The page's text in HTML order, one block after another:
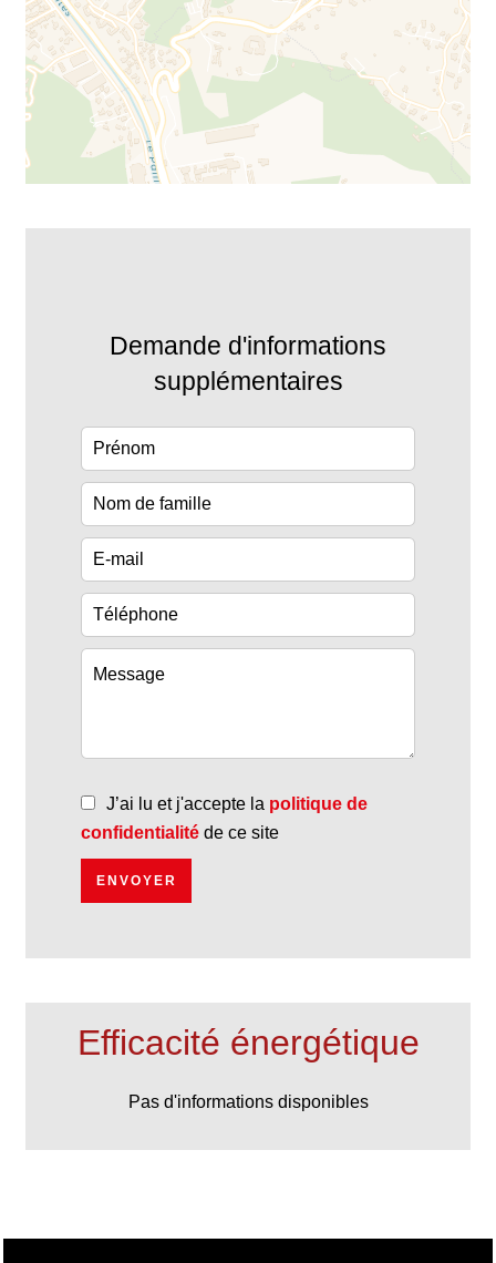
Demande d'informations
supplémentaires
J’ai lu et j'accepte la politique de
confidentialité de ce site
ENVOYER
Efficacité énergétique
Pas d'informations disponibles